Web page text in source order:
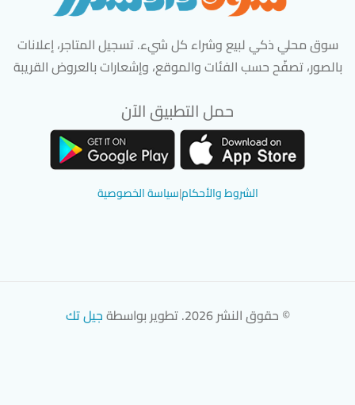
سوق محلي ذكي لبيع وشراء كل شيء. تسجيل المتاجر، إعلانات
بالصور، تصفّح حسب الفئات والموقع، وإشعارات بالعروض القريبة
حمل التطبيق الآن
الشروط والأحكام|سياسة الخصوصية
© حقوق النشر 2026. تطوير بواسطة جيل تك